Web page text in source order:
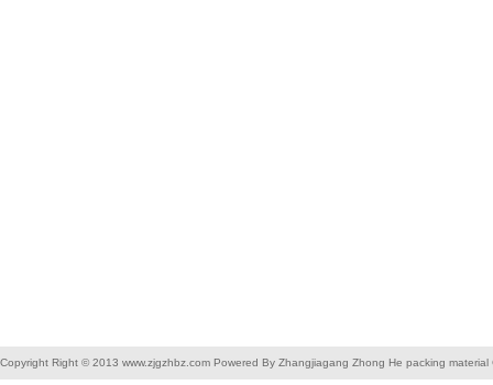
Copyright Right © 2013 www.zjgzhbz.com Powered By Zhangjiagang Zhong He packing material